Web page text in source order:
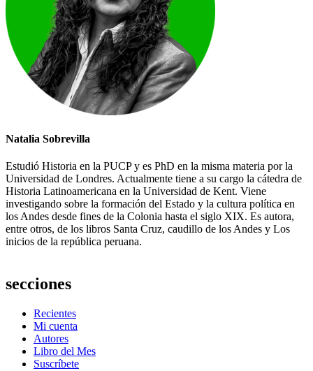
Natalia Sobrevilla
Estudió Historia en la PUCP y es PhD en la misma materia por la
Universidad de Londres. Actualmente tiene a su cargo la cátedra de
Historia Latinoamericana en la Universidad de Kent. Viene
investigando sobre la formación del Estado y la cultura política en
los Andes desde fines de la Colonia hasta el siglo XIX. Es autora,
entre otros, de los libros Santa Cruz, caudillo de los Andes y Los
inicios de la república peruana.
secciones
Recientes
Mi cuenta
Autores
Libro del Mes
Suscríbete